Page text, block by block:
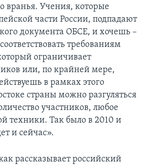
вранья. Учения, которые
части России, подпадают
документа ОБСЕ, и хочешь –
требованиям
ограничивает
или, по крайней мере,
в рамках этого
страны можно разгуляться
участников, любое
техники. Так было в 2010 и
и сейчас».
рассказывает российский